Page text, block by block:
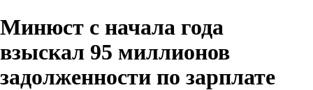
Минюст с начала года
взыскал 95 миллионов
задолженности по зарплате